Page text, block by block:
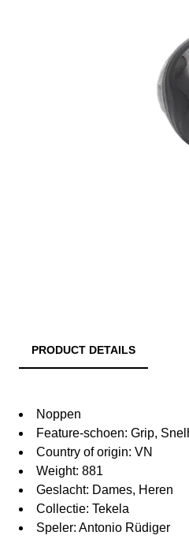
PRODUCT DETAILS
Noppen
Feature-schoen: Grip,
Country of origin: VN
Weight: 881
Geslacht: Dames, Heren
Collectie: Tekela
Speler: Antonio Rüdiger